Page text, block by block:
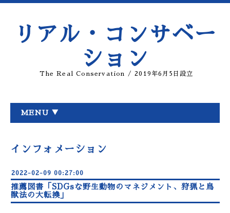
リアル・コンサベー
ション
The Real Conservation / 2019年6月5日設立
MENU ▼
インフォメーション
2022-02-09 00:27:00
推薦図書「SDGsな野生動物のマネジメント、狩猟と鳥
獣法の大転換」